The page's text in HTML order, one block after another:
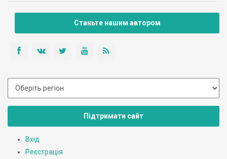
Станьте нашим автором
Підтримати сайт
Вхід
Реєстрація